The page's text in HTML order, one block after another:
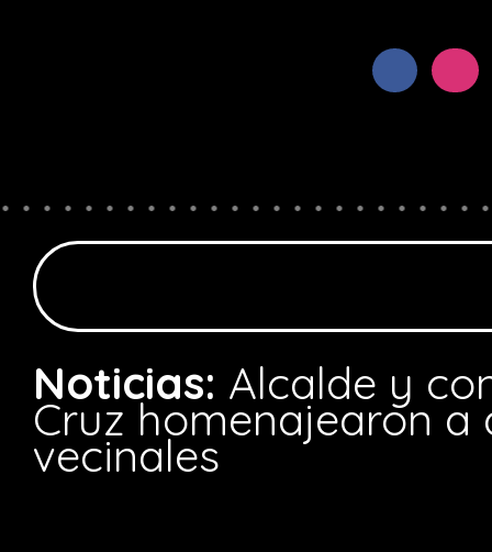
Noticias: Alcalde y
Cruz homenajearon a
vecinales